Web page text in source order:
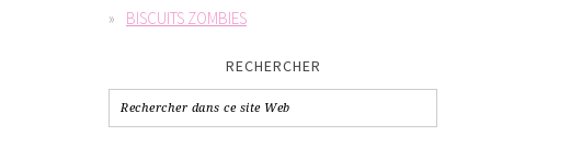
BISCUITS ZOMBIES
RECHERCHER